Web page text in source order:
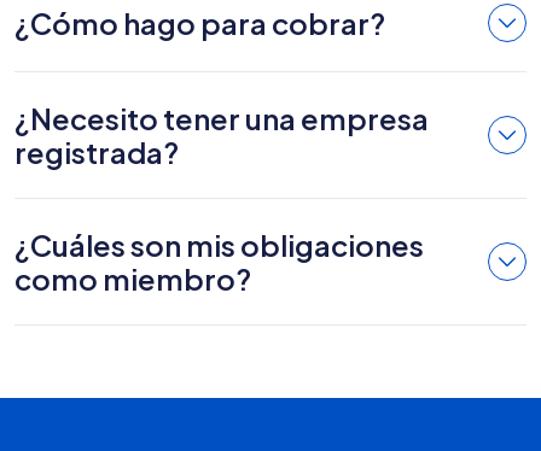
¿Cómo hago para cobrar?
¿Necesito tener una empresa
registrada?
¿Cuáles son mis obligaciones
como miembro?